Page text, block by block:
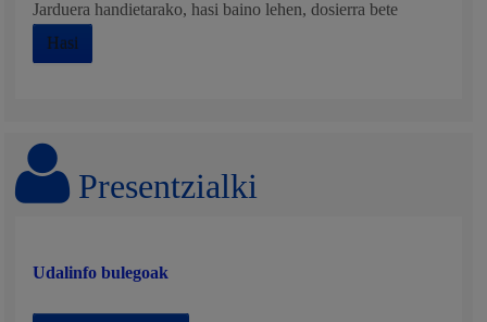
Jarduera handietarako, hasi baino lehen, dosierra bete
Hasi
Presentzialki
Udalinfo bulegoak